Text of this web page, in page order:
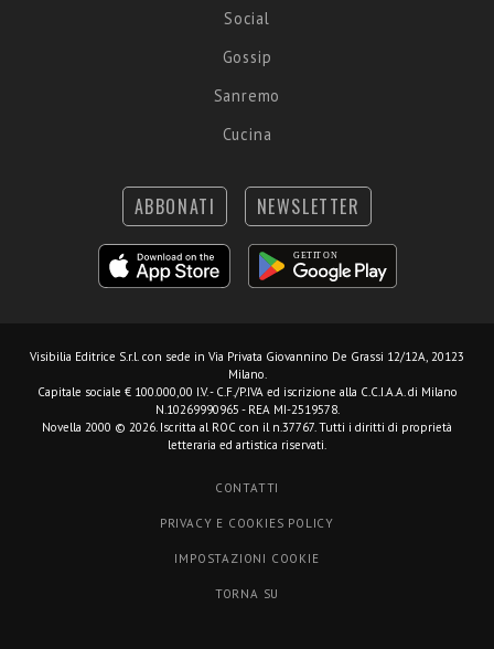
Social
Gossip
Sanremo
Cucina
ABBONATI NEWSLETTER
Visibilia Editrice S.r.l. con sede in Via Privata Giovannino De Grassi 12/12A, 20123
Milano.
Capitale sociale € 100.000,00 I.V. - C.F./P.IVA ed iscrizione alla C.C.I.A.A. di Milano
N.10269990965 - REA MI-2519578.
Novella 2000 © 2026. Iscritta al ROC con il n.37767. Tutti i diritti di proprietà
letteraria ed artistica riservati.
CONTATTI
PRIVACY E COOKIES POLICY
IMPOSTAZIONI COOKIE
TORNA SU